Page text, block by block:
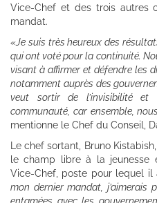
Vice-Chef et des trois autres
mandat.
«Je suis très heureux des
qui ont voté pour la continuité.
visant à affirmer et défendre les
notamment auprès des
veut sortir de l’invisibilité
communauté, car ensemble,
mentionne le Chef du Conseil,
Le chef sortant, Bruno
le champ libre à la jeunesse
Vice-Chef, poste pour lequel il
mon dernier mandat, j’aimerais
entamées avec les